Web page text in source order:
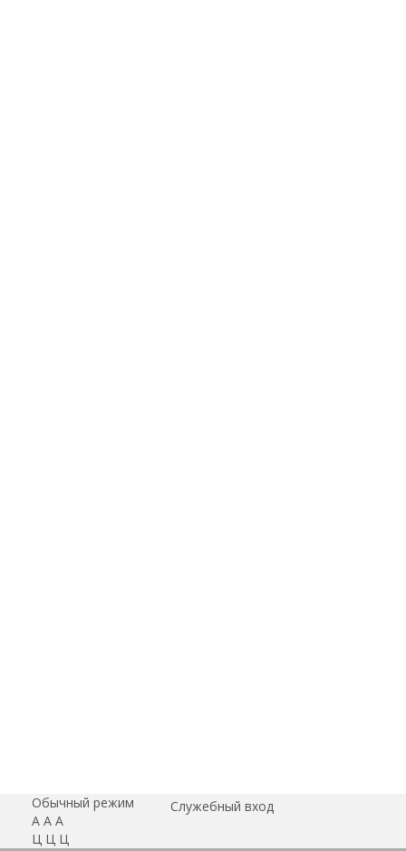
Обычный режим
А А А
Ц Ц Ц
Служебный вход